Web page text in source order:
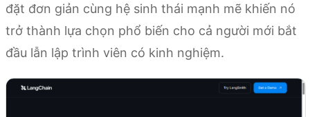
đặt đơn giản cùng hệ sinh thái mạnh mẽ khiến nó
trở thành lựa chọn phổ biến cho cả người mới bắt
đầu lẫn lập trình viên có kinh nghiệm.